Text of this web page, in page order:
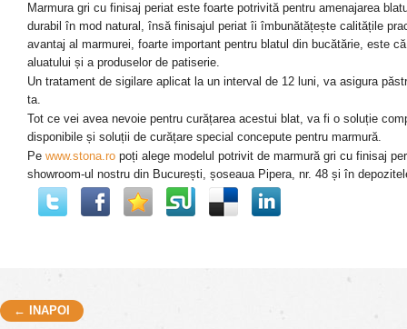
Marmura gri cu finisaj periat este foarte potrivită pentru amenajarea
durabil în mod natural, însă finisajul periat îi îmbunătățește calitățile
avantaj al marmurei, foarte important pentru blatul din bucătărie, este
aluatului și a produselor de patiserie.
Un tratament de sigilare aplicat la un interval de 12 luni, va asigura
ta.
Tot ce vei avea nevoie pentru curățarea acestui blat, va fi o soluție
disponibile și soluții de curățare special concepute pentru marmură.
Pe www.stona.ro poți alege modelul potrivit de marmură gri cu finisaj
showroom-ul nostru din București, șoseaua Pipera, nr. 48 și în
Post navigation
← INAPOI